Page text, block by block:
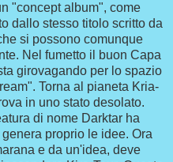
"concept album", come
dallo stesso titolo scritto da
si possono comunque
Nel fumetto il buon Capa
girovagando per lo spazio
Torna al pianeta Kria-
in uno stato desolato.
di nome Darktar ha
proprio le idee. Ora
e da un'idea, deve